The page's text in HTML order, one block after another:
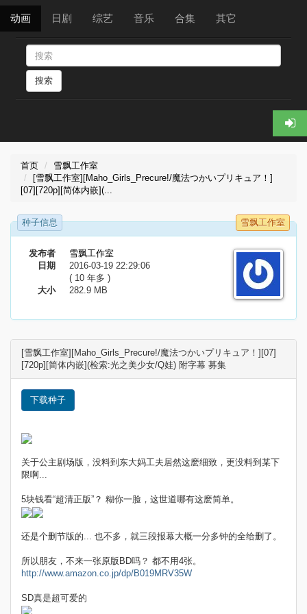
动画 日剧 综艺 音乐 合集 其它
搜索
首页
雪飘工作室
[雪飘工作室][Maho_Girls_Precure!/魔法つかいプリキュア！]
[07][720p][简体内嵌](...
种子信息 雪飘工作室
发布者
雪飘工作室
日期
2016-03-19 22:29:06
( 10 年多 )
大小
282.9 MB
[雪飘工作室][Maho_Girls_Precure!/魔法つかいプリキュア！][07]
[720p][简体内嵌](检索:光之美少女/Q娃) 附字幕 募集
下载种子
关于公主剧场版，没料到东大妈工夫居然这麽细致，更没料到某下
限啊...
5块钱看“超清正版”？ 糊你一脸，这世道哪有这麽简单。
还是个删节版的... 也不多，就三段报幕大概一分多钟的全给删了。
所以朋友，不来一张原版BD吗？ 都不用4张。
http://www.amazon.co.jp/dp/B019MRV35W
SD真是超可爱的